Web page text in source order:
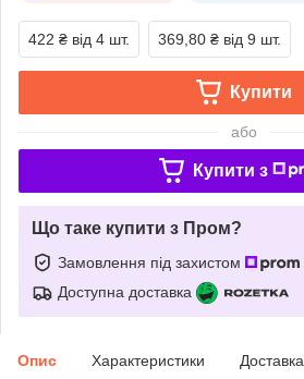
422 ₴ від 4 шт. 369,80 ₴ від 9 шт.
Купити
або
Купити з
Що таке купити з Пром?
Замовлення під захистом
Доступна доставка
Опис Характеристики Доставка